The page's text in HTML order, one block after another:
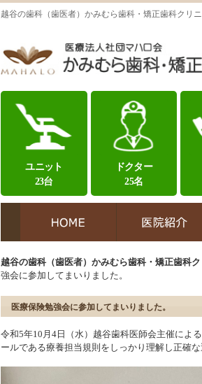
越谷の歯科（歯医者）かみむら歯科・矯正歯科クリ
ユニット
23台
ドクター
25名
越谷の歯科（歯医者）かみむら歯科・矯正歯科
強会に参加してまいりました。
医療保険勉強会に参加してまいりました。
令和5年10月4日（水）越谷歯科医師会主催によ
ールである療養担当規則をしっかり理解し正確な